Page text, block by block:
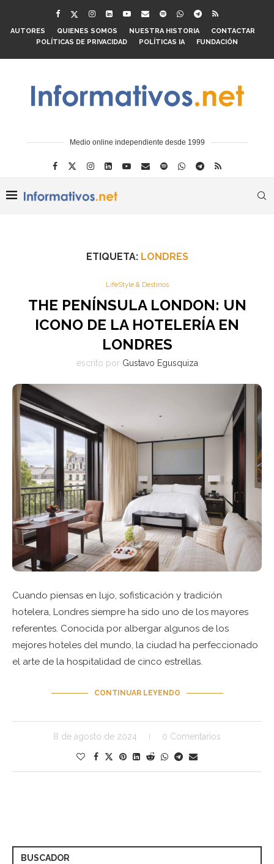
AUTORES QUIENES SOMOS NUESTRA HISTORIA
CONTACTAR
POLÍTICAS DE PRIVACIDAD
POLÍTICAS IA FUNDACIÓN
Medio online independiente desde 1999
ETIQUETA: LONDRES
LifeStyle & Destinos
THE PENÍNSULA LONDON: UN
ICONO DE LA HOTELERÍA EN
LONDRES
escrito por Gustavo Egusquiza
Cuando piensas en lujo, sofisticación y tradición
hotelera, Londres siempre ha sido uno de los mayores
referentes. Conocida por albergar algunos de los
mejores hoteles del mundo, la ciudad ha perfeccionado
el arte de la hospitalidad de cinco estrellas.
CONTINUAR LEYENDO
8 de agosto de 2024 0 Comentarios
BUSCADOR